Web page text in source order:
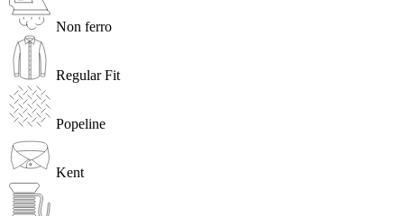
Non ferro
Regular Fit
Popeline
Kent